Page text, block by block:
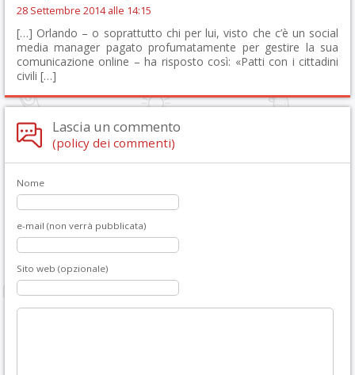
28 Settembre 2014 alle 14:15
[…] Orlando – o soprattutto chi per lui, visto che c’è un social
media manager pagato profumatamente per gestire la sua
comunicazione online – ha risposto così: «Patti con i cittadini
civili […]
Lascia un commento
(policy dei commenti)
Nome
e-mail (non verrà pubblicata)
Sito web (opzionale)